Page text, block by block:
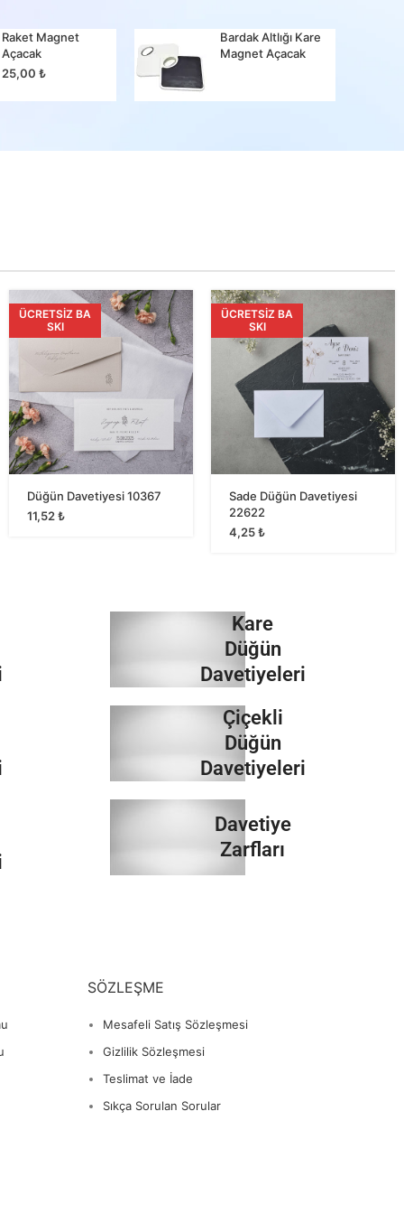
Raket Magnet
Açacak
25,00₺
Bardak Altlığı Kare
Magnet Açacak
ÜCRETSIZ BA
SKI
Düğün Davetiyesi 10367
11,52₺
ÜCRETSIZ BA
SKI
Sade Düğün Davetiyesi
22622
4,25₺
Kare
Düğün
Davetiyeleri
İncele
Çiçekli
Düğün
Davetiyeleri
İncele
Davetiye
Zarfları
SÖZLEŞME
Mesafeli Satış Sözleşmesi
Gizlilik Sözleşmesi
Teslimat ve İade
Sıkça Sorulan Sorular